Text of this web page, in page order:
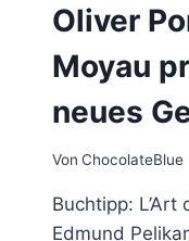
Oliver
Moyau
neues
Von ChocolateBlue
Buchtipp:
Edmund